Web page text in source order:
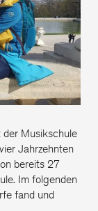
Musikschule
Jahrzehnten
bereits 27
Im folgenden
fand und